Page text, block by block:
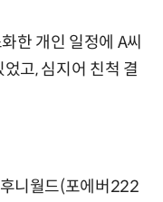
한 개인 일정에 A씨
고, 심지어 친척 결
니월드(포에버222